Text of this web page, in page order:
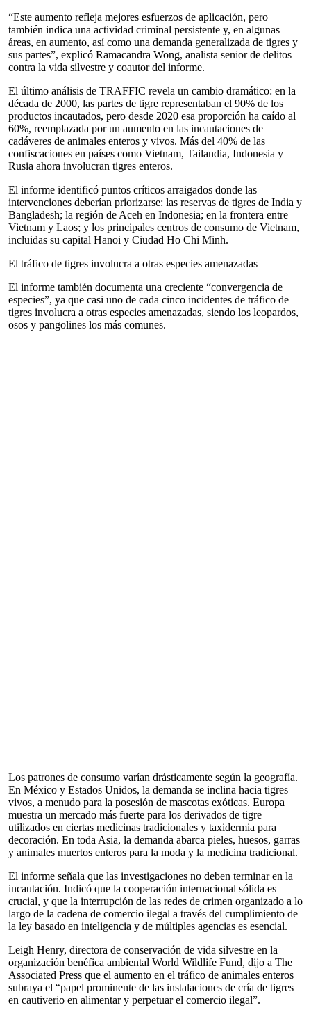
“Este aumento refleja mejores esfuerzos de aplicación, pero
también indica una actividad criminal persistente y, en algunas
áreas, en aumento, así como una demanda generalizada de tigres y
sus partes”, explicó Ramacandra Wong, analista senior de delitos
contra la vida silvestre y coautor del informe.
El último análisis de TRAFFIC revela un cambio dramático: en la
década de 2000, las partes de tigre representaban el 90% de los
productos incautados, pero desde 2020 esa proporción ha caído al
60%, reemplazada por un aumento en las incautaciones de
cadáveres de animales enteros y vivos. Más del 40% de las
confiscaciones en países como Vietnam, Tailandia, Indonesia y
Rusia ahora involucran tigres enteros.
El informe identificó puntos críticos arraigados donde las
intervenciones deberían priorizarse: las reservas de tigres de India y
Bangladesh; la región de Aceh en Indonesia; en la frontera entre
Vietnam y Laos; y los principales centros de consumo de Vietnam,
incluidas su capital Hanoi y Ciudad Ho Chi Minh.
El tráfico de tigres involucra a otras especies amenazadas
El informe también documenta una creciente “convergencia de
especies”, ya que casi uno de cada cinco incidentes de tráfico de
tigres involucra a otras especies amenazadas, siendo los leopardos,
osos y pangolines los más comunes.
Los patrones de consumo varían drásticamente según la geografía.
En México y Estados Unidos, la demanda se inclina hacia tigres
vivos, a menudo para la posesión de mascotas exóticas. Europa
muestra un mercado más fuerte para los derivados de tigre
utilizados en ciertas medicinas tradicionales y taxidermia para
decoración. En toda Asia, la demanda abarca pieles, huesos, garras
y animales muertos enteros para la moda y la medicina tradicional.
El informe señala que las investigaciones no deben terminar en la
incautación. Indicó que la cooperación internacional sólida es
crucial, y que la interrupción de las redes de crimen organizado a lo
largo de la cadena de comercio ilegal a través del cumplimiento de
la ley basado en inteligencia y de múltiples agencias es esencial.
Leigh Henry, directora de conservación de vida silvestre en la
organización benéfica ambiental World Wildlife Fund, dijo a The
Associated Press que el aumento en el tráfico de animales enteros
subraya el “papel prominente de las instalaciones de cría de tigres
en cautiverio en alimentar y perpetuar el comercio ilegal”.